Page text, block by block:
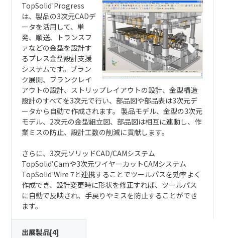
TopSolid'Progress
は、製品の3次元CADデ
ータを活用して、単
発、順送、トランスフ
ァなどの金型を設計す
るプレス金型設計支援
システムです。ブラン
ク展開、ブランクレイ
アウトの設計、ストリップレイアウトの設計、金型構造
設計のすべてを3次元で行い、部品図や部品表は3次元デ
ータから自動で作成されます。 製品モデル、金型の3次元
モデル、2次元の金型組立図、部品図は相互に連動し、作
業ミスの防止、設計工数の削減に貢献します。
さらに、3次元ソリッドCAD/CAMシステム
TopSolid’Camや3次元ワイヤーカットCAMシステム
TopSolid'Wire 7と連携することでツールパスを効率よく
作成でき、設計変更時に形状を修正すれば、ツールパス
に自動で反映され、手戻りやミスを防止することができ
ます。
出展製品[4]